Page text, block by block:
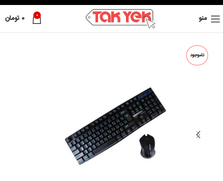
منو 0
0 تومان
ناموجود